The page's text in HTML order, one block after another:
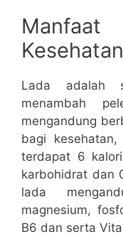
Kesehatan
Lada adalah
menambah
mengandung
bagi
terdapat 6
karbohidrat dan
lada
magnesium,
B6 dan serta